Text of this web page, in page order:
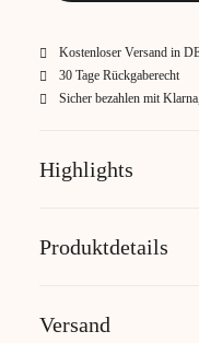
Kostenloser Versand in
30 Tage Rückgaberecht
Sicher bezahlen mit
Highlights
Produktdetails
Versand